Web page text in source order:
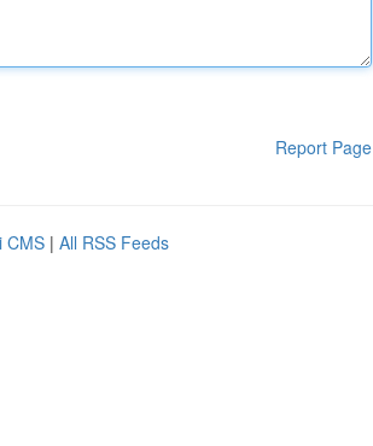
Report Page
CMS | All RSS Feeds